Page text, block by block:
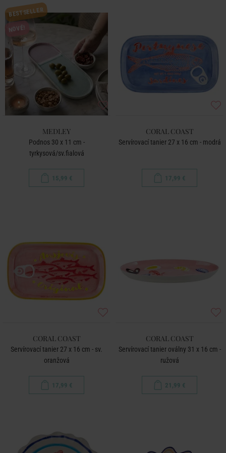
BESTSELLER
NOVÉ!
MEDLEY
Podnos 30 x 11 cm -
tyrkysová/sv.fialová
15,99 €
CORAL COAST
Servírovací tanier 27 x 16 cm - modrá
17,99 €
CORAL COAST
Servírovací tanier 27 x 16 cm - sv.
oranžová
17,99 €
CORAL COAST
Servírovací tanier oválny 31 x 16 cm -
ružová
21,99 €